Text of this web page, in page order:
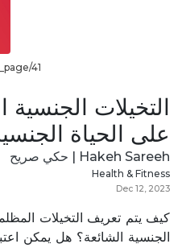
41
التخيلات الجنسية
على الحياة
Hakeh Sareeh | حكي صريح
Health & Fitness
Dec 12, 2023
كيف يتم تعريف التخيلات
الجنسية الشائعة؟ هل يمكن